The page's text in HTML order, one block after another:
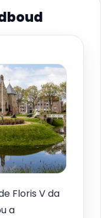
Floris V da
a